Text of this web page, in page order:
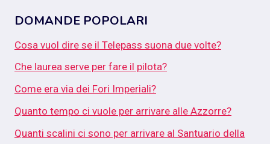
DOMANDE POPOLARI
Cosa vuol dire se il Telepass suona due volte?
Che laurea serve per fare il pilota?
Come era via dei Fori Imperiali?
Quanto tempo ci vuole per arrivare alle Azzorre?
Quanti scalini ci sono per arrivare al Santuario della